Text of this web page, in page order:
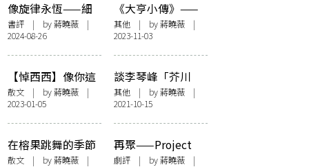
像旋律永恆——細
讀潘國靈《身體變
奏曲》
書評 | by蔣曉薇 |
2024-08-26
《大亨小傳》——
一場永不腐蝕的盛
世舞曲？
其他| by蔣曉薇|
2023-11-03
【悼西西】像你這
樣跳呀，跳呀跳的
女孩——約定再見
散文 | by蔣曉薇 |
2023-01-05
談李琴峰「芥川
獎」得獎感言——
文學能是那一絲救
贖之光
其他| by蔣曉薇|
2021-10-15
在榕果跳舞的季節
看「見山」
散文 | by蔣曉薇 |
再聚——Project
Roundabout「不
劇評| by蔣曉薇|